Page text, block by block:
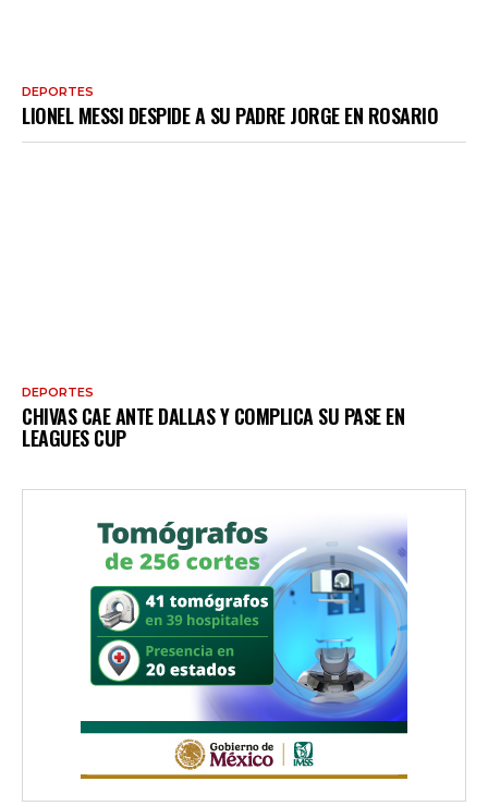
DEPORTES
LIONEL MESSI DESPIDE A SU PADRE JORGE EN ROSARIO
DEPORTES
CHIVAS CAE ANTE DALLAS Y COMPLICA SU PASE EN
LEAGUES CUP